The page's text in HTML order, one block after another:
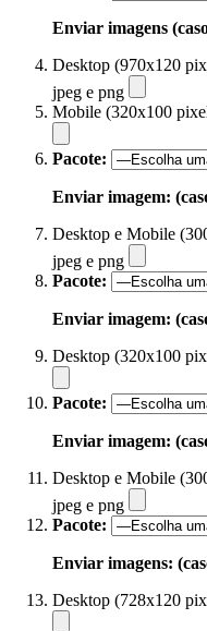
Enviar imagens
Desktop (970x120
jpeg e png
Mobile (320x100
Pacote:
Enviar imagem:
Desktop e Mobile
jpeg e png
Pacote:
Enviar imagem:
Desktop (320x100
Pacote:
Enviar imagem:
Desktop e Mobile
jpeg e png
Pacote:
Enviar imagens:
Desktop (728x120